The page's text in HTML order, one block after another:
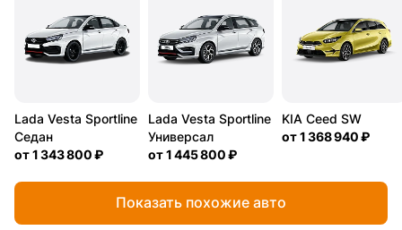
Lada Vesta Sportline
Седан
от1 343 800 ₽
Lada Vesta Sportline
Универсал
от1 445 800 ₽
KIA Ceed SW
от1 368 940 ₽
Показать похожие авто